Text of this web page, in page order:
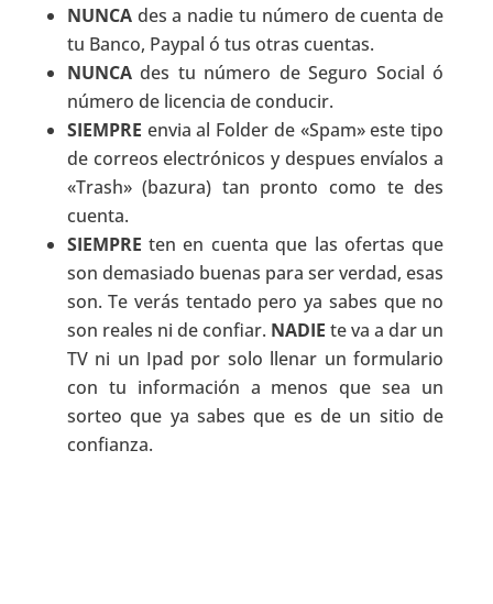
NUNCAdes a nadie tu número de cuenta de
tu Banco, Paypal ó tus otras cuentas.
NUNCAdes tu número de Seguro Social ó
número de licencia de conducir.
SIEMPRE envia al Folder de «Spam» este tipo
de correos electrónicos y despues envíalos a
«Trash» (bazura) tan pronto como te des
cuenta.
SIEMPRE ten en cuenta que las ofertas que
son demasiado buenas para ser verdad, esas
son. Te verás tentado pero ya sabes que no
son reales ni de confiar. NADIE te va a dar un
TV ni un Ipad por solo llenar un formulario
con tu información a menos que sea un
sorteo que ya sabes que es de un sitio de
confianza.